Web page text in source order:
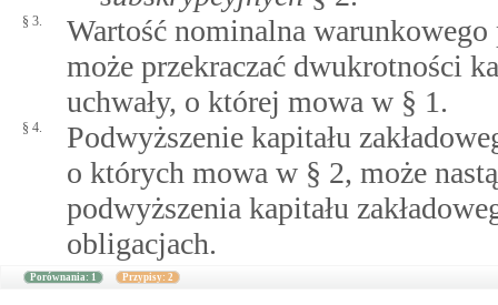
§ 3.
Wartość nominalna warunkowego
może przekraczać dwukrotności
uchwały, o której mowa w § 1.
§ 4.
Podwyższenie kapitału
o których mowa w § 2, może
podwyższenia kapitału
obligacjach.
Porównania: 1 Przypisy: 2